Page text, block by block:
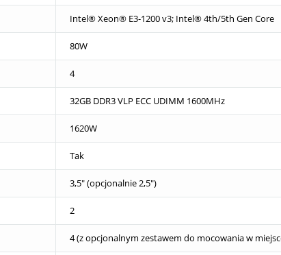
Intel® Xeon® E3-1200 v3; Intel® 4th/5th Gen Core
80W
4
32GB DDR3 VLP ECC UDIMM 1600MHz
1620W
Tak
3,5" (opcjonalnie 2,5")
2
4 (z opcjonalnym zestawem do mocowania w